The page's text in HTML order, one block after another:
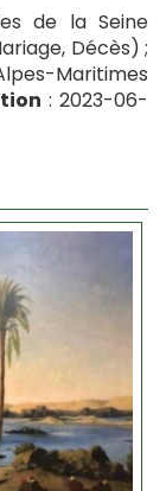
de la Seine
Décès) ;
Maritimes
: 2023-06-